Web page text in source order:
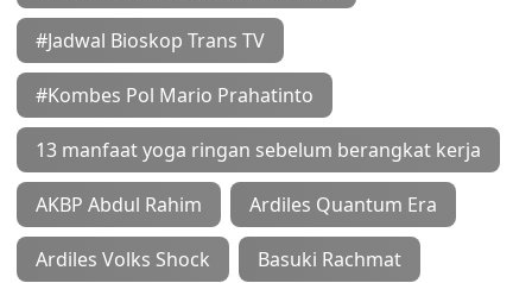
#Jadwal Bioskop Trans TV
#Kombes Pol Mario Prahatinto
13 manfaat yoga ringan sebelum berangkat kerja
AKBP Abdul Rahim Ardiles Quantum Era
Ardiles Volks Shock Basuki Rachmat